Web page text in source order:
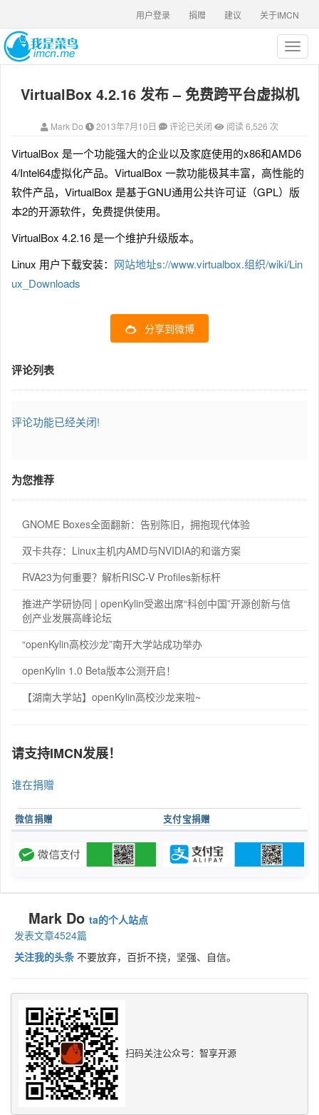
关于IMCN
建议
捐赠
用户登录
T
o
g
a
v
i
g
n
VirtualBox 4.2.16 发布 – 免费跨平台虚拟机
Mark Do 2013年7月10日 评论已关闭 阅读 6,526 次
VirtualBox 是一个功能强大的企业以及家庭使用的x86和AMD6
4/Intel64虚拟化产品。VirtualBox 一款功能极其丰富，高性能的
软件产品，VirtualBox 是基于GNU通用公共许可证（GPL）版
本2的开源软件，免费提供使用。
VirtualBox 4.2.16 是一个维护升级版本。
Linux 用户下载安装： 网站地址s://www.virtualbox.组织/wiki/Lin
ux_Downloads
分享到微博
评论列表
评论功能已经关闭!
为您推荐
GNOME Boxes全面翻新：告别陈旧，拥抱现代体验
双卡共存：Linux主机内AMD与NVIDIA的和谐方案
RVA23为何重要？解析RISC-V Profiles新标杆
推进产学研协同 | openKylin受邀出席“科创中国”开源创新与信
创产业发展高峰论坛
“openKylin高校沙龙”南开大学站成功举办
openKylin 1.0 Beta版本公测开启！
【湖南大学站】openKylin高校沙龙来啦~
请支持IMCN发展！
谁在捐赠
微信捐赠 支付宝捐赠
Mark Do ta的个人站点
发表文章4524篇
关注我的头条 不要放弃，百折不挠，坚强、自信。
扫码关注公众号：智享开源